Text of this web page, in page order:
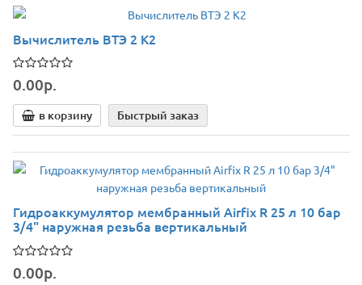
Вычислитель ВТЭ 2 К2
0.00р.
в корзину Быстрый заказ
Гидроаккумулятор мембранный Airfix R 25 л 10 бар
3/4" наружная резьба вертикальный
0.00р.